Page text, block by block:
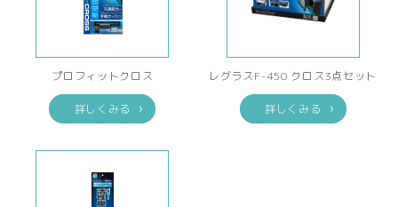
プロフィットクロス
詳しくみる
レグラスF-450 クロス3点セット
詳しくみる